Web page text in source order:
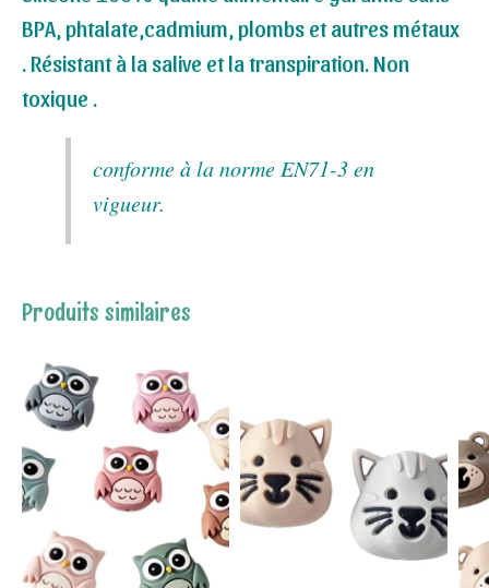
BPA, phtalate,cadmium, plombs et autres métaux
. Résistant à la salive et la transpiration. Non
toxique .
conforme à la norme EN71-3 en
vigueur.
Produits similaires